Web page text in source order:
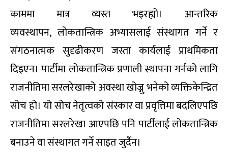
काममा मात्र व्यस्त भइरह्यो। आन्तरिक
व्यवस्थापन, लोकतान्त्रिक अभ्यासलाई संस्थागत गर्ने र
संगठनात्मक सुदृढीकरण जस्ता कार्यलाई प्राथमिकता
दिइएन। पार्टीमा लोकतान्त्रिक प्रणाली स्थापना गर्नको लागि
राजनीतिमा सरलरेखाको अवस्था खोज्नु भनेको व्यक्तिकेन्द्रित
सोच हो। यो सोच नेतृत्वको संस्कार वा प्रवृत्तिमा बदलिएपछि
राजनीतिमा सरलरेखा आएपछि पनि पार्टीलाई लोकतान्त्रिक
बनाउने वा संस्थागत गर्ने साइत जुर्दैन।